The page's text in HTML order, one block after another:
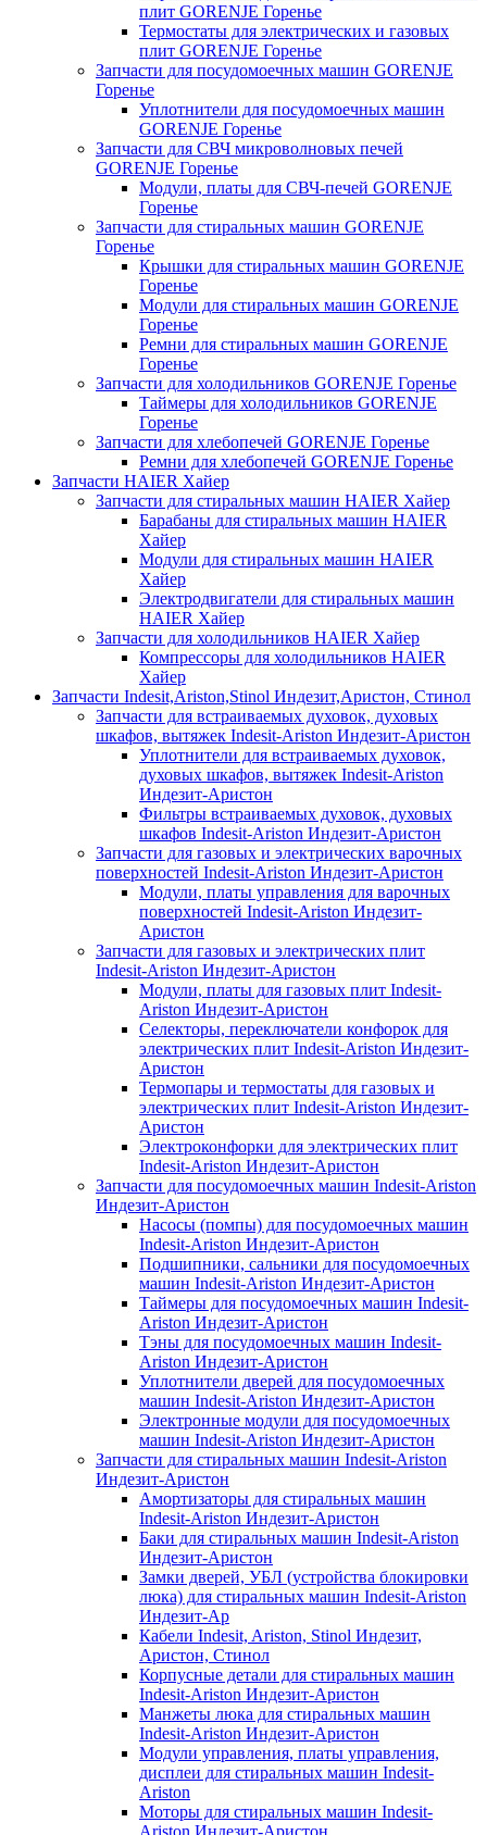
плит GORENJE Горенье
Термостаты для электрических и газовых
плит GORENJE Горенье
Запчасти для посудомоечных машин GORENJE
Горенье
Уплотнители для посудомоечных машин
GORENJE Горенье
Запчасти для СВЧ микроволновых печей
GORENJE Горенье
Модули, платы для СВЧ-печей GORENJE
Горенье
Запчасти для стиральных машин GORENJE
Горенье
Крышки для стиральных машин GORENJE
Горенье
Модули для стиральных машин GORENJE
Горенье
Ремни для стиральных машин GORENJE
Горенье
Запчасти для холодильников GORENJE Горенье
Таймеры для холодильников GORENJE
Горенье
Запчасти для хлебопечей GORENJE Горенье
Ремни для хлебопечей GORENJE Горенье
Запчасти HAIER Хайер
Запчасти для стиральных машин HAIER Хайер
Барабаны для стиральных машин HAIER
Хайер
Модули для стиральных машин HAIER
Хайер
Электродвигатели для стиральных машин
HAIER Хайер
Запчасти для холодильников HAIER Хайер
Компрессоры для холодильников HAIER
Хайер
Запчасти Indesit,Ariston,Stinol Индезит,Аристон, Стинол
Запчасти для встраиваемых духовок, духовых
шкафов, вытяжек Indesit-Ariston Индезит-Аристон
Уплотнители для встраиваемых духовок,
духовых шкафов, вытяжек Indesit-Ariston
Индезит-Аристон
Фильтры встраиваемых духовок, духовых
шкафов Indesit-Ariston Индезит-Аристон
Запчасти для газовых и электрических варочных
поверхностей Indesit-Ariston Индезит-Аристон
Модули, платы управления для варочных
поверхностей Indesit-Ariston Индезит-
Аристон
Запчасти для газовых и электрических плит
Indesit-Ariston Индезит-Аристон
Модули, платы для газовых плит Indesit-
Ariston Индезит-Аристон
Селекторы, переключатели конфорок для
электрических плит Indesit-Ariston Индезит-
Аристон
Термопары и термостаты для газовых и
электрических плит Indesit-Ariston Индезит-
Аристон
Электроконфорки для электрических плит
Indesit-Ariston Индезит-Аристон
Запчасти для посудомоечных машин Indesit-Ariston
Индезит-Аристон
Насосы (помпы) для посудомоечных машин
Indesit-Ariston Индезит-Аристон
Подшипники, сальники для посудомоечных
машин Indesit-Ariston Индезит-Аристон
Таймеры для посудомоечных машин Indesit-
Ariston Индезит-Аристон
Тэны для посудомоечных машин Indesit-
Ariston Индезит-Аристон
Уплотнители дверей для посудомоечных
машин Indesit-Ariston Индезит-Аристон
Электронные модули для посудомоечных
машин Indesit-Ariston Индезит-Аристон
Запчасти для стиральных машин Indesit-Ariston
Индезит-Аристон
Амортизаторы для стиральных машин
Indesit-Ariston Индезит-Аристон
Баки для стиральных машин Indesit-Ariston
Индезит-Аристон
Замки дверей, УБЛ (устройства блокировки
люка) для стиральных машин Indesit-Ariston
Индезит-Ар
Кабели Indesit, Ariston, Stinol Индезит,
Аристон, Стинол
Корпусные детали для стиральных машин
Indesit-Ariston Индезит-Аристон
Манжеты люка для стиральных машин
Indesit-Ariston Индезит-Аристон
Модули управления, платы управления,
дисплеи для стиральных машин Indesit-
Ariston
Моторы для стиральных машин Indesit-
Ariston Индезит-Аристон